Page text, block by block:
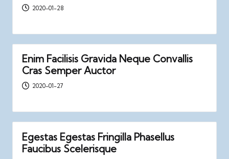
2020-01-28
Enim Facilisis Gravida Neque Convallis
Cras Semper Auctor
2020-01-27
Egestas Egestas Fringilla Phasellus
Faucibus Scelerisque